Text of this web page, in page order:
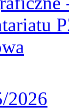
2026